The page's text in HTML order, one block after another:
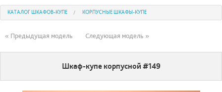
КАТАЛОГ ШКАФОВ-КУПЕ КОРПУСНЫЕ ШКАФЫ-КУПЕ
« Предыдущая модель Следующая модель »
Шкаф-купе корпусной #149